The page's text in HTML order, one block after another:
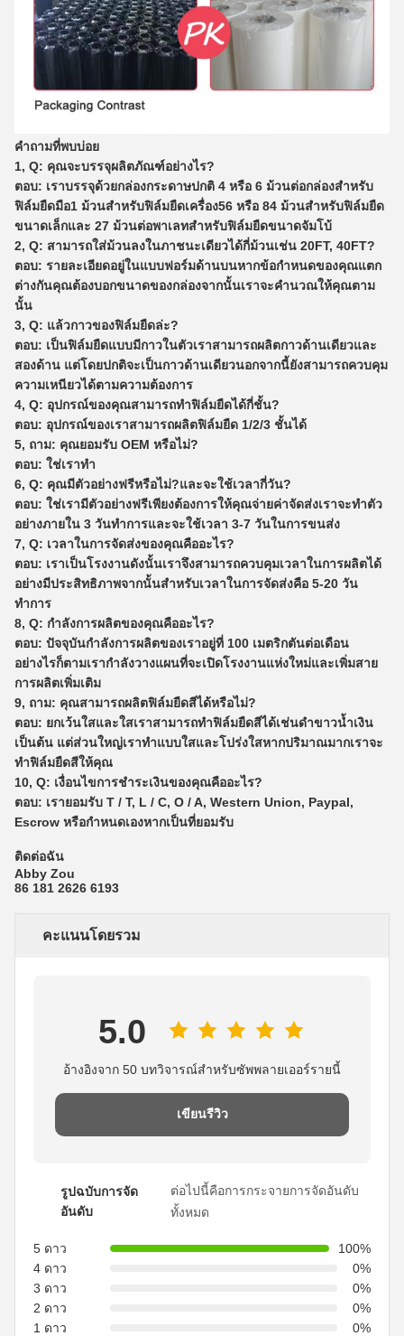
คำถามที่พบบ่อย
1, Q: คุณจะบรรจุผลิตภัณฑ์อย่างไร?
ตอบ: เราบรรจุด้วยกล่องกระดาษปกติ 4 หรือ 6 ม้วนต่อกล่องสำหรับ
ฟิล์มยืดมือ1 ม้วนสำหรับฟิล์มยืดเครื่อง56 หรือ 84 ม้วนสำหรับฟิล์มยืด
ขนาดเล็กและ 27 ม้วนต่อพาเลทสำหรับฟิล์มยืดขนาดจัมโบ้
2, Q: สามารถใส่ม้วนลงในภาชนะเดียวได้กี่ม้วนเช่น 20FT, 40FT?
ตอบ: รายละเอียดอยู่ในแบบฟอร์มด้านบนหากข้อกำหนดของคุณแตก
ต่างกันคุณต้องบอกขนาดของกล่องจากนั้นเราจะคำนวณให้คุณตาม
นั้น
3, Q: แล้วกาวของฟิล์มยืดล่ะ?
ตอบ: เป็นฟิล์มยืดแบบมีกาวในตัวเราสามารถผลิตกาวด้านเดียวและ
สองด้าน แต่โดยปกติจะเป็นกาวด้านเดียวนอกจากนี้ยังสามารถควบคุม
ความเหนียวได้ตามความต้องการ
4, Q: อุปกรณ์ของคุณสามารถทำฟิล์มยืดได้กี่ชั้น?
ตอบ: อุปกรณ์ของเราสามารถผลิตฟิล์มยืด 1/2/3 ชั้นได้
5, ถาม: คุณยอมรับ OEM หรือไม่?
ตอบ: ใช่เราทำ
6, Q: คุณมีตัวอย่างฟรีหรือไม่?และจะใช้เวลากี่วัน?
ตอบ: ใช่เรามีตัวอย่างฟรีเพียงต้องการให้คุณจ่ายค่าจัดส่งเราจะทำตัว
อย่างภายใน 3 วันทำการและจะใช้เวลา 3-7 วันในการขนส่ง
7, Q: เวลาในการจัดส่งของคุณคืออะไร?
ตอบ: เราเป็นโรงงานดังนั้นเราจึงสามารถควบคุมเวลาในการผลิตได้
อย่างมีประสิทธิภาพจากนั้นสำหรับเวลาในการจัดส่งคือ 5-20 วัน
ทำการ
8, Q: กำลังการผลิตของคุณคืออะไร?
ตอบ: ปัจจุบันกำลังการผลิตของเราอยู่ที่ 100 เมตริกตันต่อเดือน
อย่างไรก็ตามเรากำลังวางแผนที่จะเปิดโรงงานแห่งใหม่และเพิ่มสาย
การผลิตเพิ่มเติม
9, ถาม: คุณสามารถผลิตฟิล์มยืดสีได้หรือไม่?
ตอบ: ยกเว้นใสและใสเราสามารถทำฟิล์มยืดสีได้เช่นดำขาวน้ำเงิน
เป็นต้น แต่ส่วนใหญ่เราทำแบบใสและโปร่งใสหากปริมาณมากเราจะ
ทำฟิล์มยืดสีให้คุณ
10, Q: เงื่อนไขการชำระเงินของคุณคืออะไร?
ตอบ: เรายอมรับ T / T, L / C, O / A, Western Union, Paypal,
Escrow หรือกำหนดเองหากเป็นที่ยอมรับ
ติดต่อฉัน
Abby Zou
86 181 2626 6193
คะแนนโดยรวม
5.0
อ้างอิงจาก 50 บทวิจารณ์สำหรับซัพพลายเออร์รายนี้
เขียนรีวิว
รูปฉบับการจัด
อันดับ
ต่อไปนี้คือการกระจายการจัดอันดับ
ทั้งหมด
5 ดาว
100%
4 ดาว
0%
3 ดาว
0%
2 ดาว
0%
1 ดาว
0%